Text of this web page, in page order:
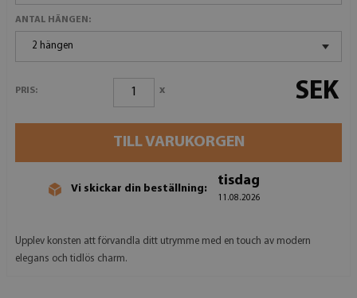
ANTAL HÄNGEN:
2 hängen
PRIS: x SEK
TILL VARUKORGEN
Vi skickar din beställning:
tisdag
11.08.2026
Upplev konsten att förvandla ditt utrymme med en touch av modern
elegans och tidlös charm.